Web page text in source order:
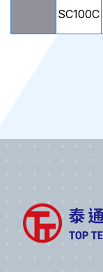
SC100C